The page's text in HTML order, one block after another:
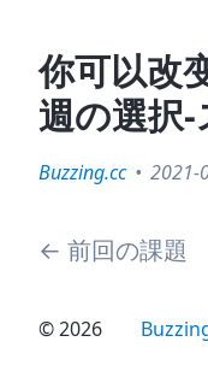
你可以改
週の選択
Buzzing.cc 2021-
← 前回の課題
©2026